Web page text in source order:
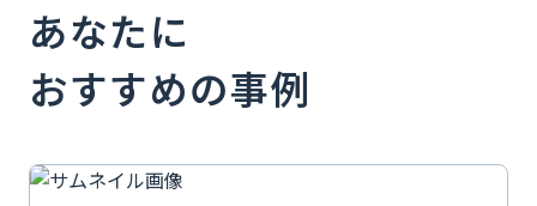
あなたに
おすすめの事例